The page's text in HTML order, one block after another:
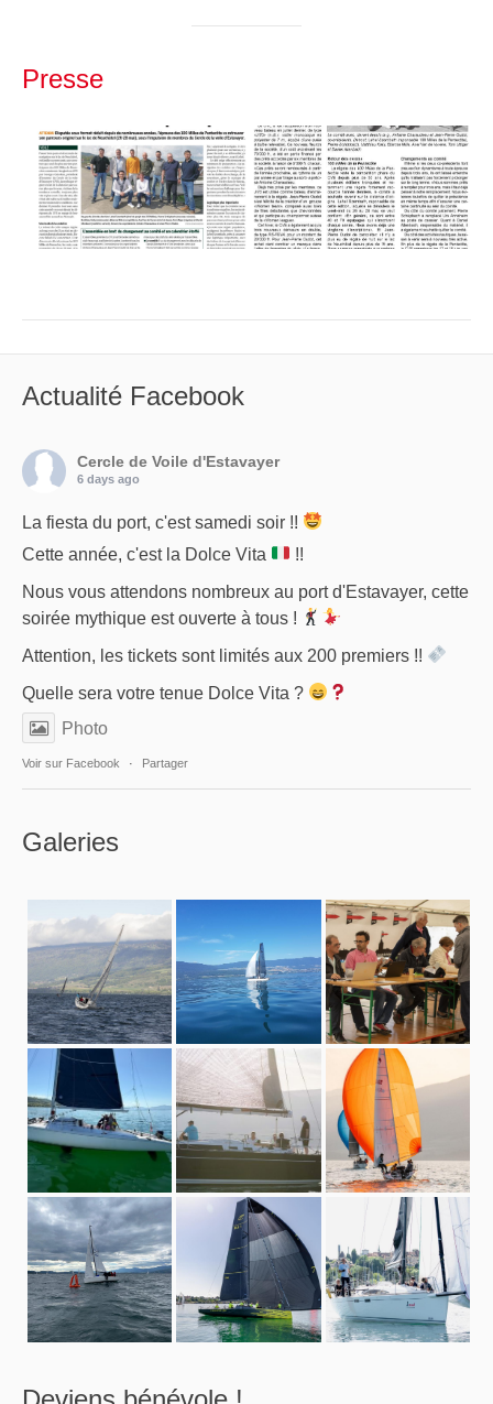
Presse
Actualité Facebook
Cercle de Voile d'Estavayer
6 days ago
La fiesta du port, c'est samedi soir !!
Cette année, c'est la Dolce Vita
!!
Nous vous attendons nombreux au port d'Estavayer, cette
soirée mythique est ouverte à tous !
Attention, les tickets sont limités aux 200 premiers !!
Quelle sera votre tenue Dolce Vita ?
Photo
Voir sur Facebook · Partager
Galeries